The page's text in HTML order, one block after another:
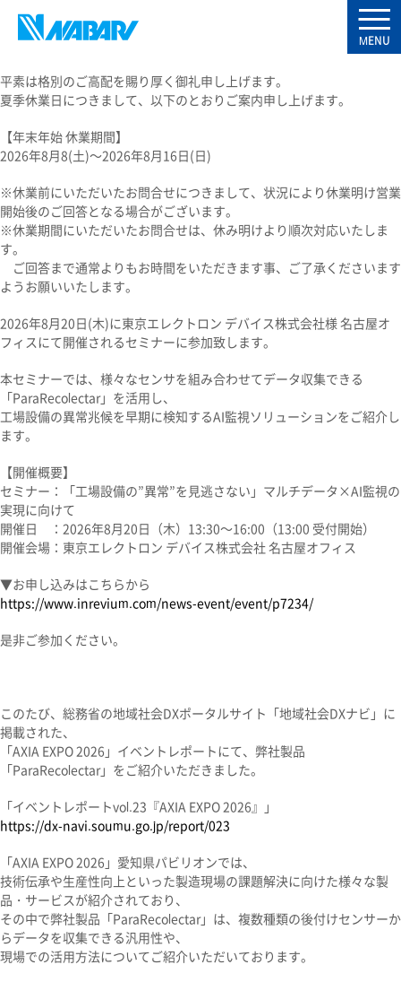
平素は格別のご高配を賜り厚く御礼申し上げます。
夏季休業日につきまして、以下のとおりご案内申し上げます。
【年末年始 休業期間】
2026年8月8(土)～2026年8月16日(日)
※休業前にいただいたお問合せにつきまして、状況により休業明け営業
開始後のご回答となる場合がございます。
※休業期間にいただいたお問合せは、休み明けより順次対応いたしま
す。
ご回答まで通常よりもお時間をいただきます事、ご了承くださいます
ようお願いいたします。
2026年8月20日(木)に東京エレクトロン デバイス株式会社様 名古屋オ
フィスにて開催されるセミナーに参加致します。
本セミナーでは、様々なセンサを組み合わせてデータ収集できる
「ParaRecolectar」を活用し、
工場設備の異常兆候を早期に検知するAI監視ソリューションをご紹介し
ます。
【開催概要】
セミナー：「工場設備の”異常”を見逃さない」マルチデータ×AI監視の
実現に向けて
開催日 ：2026年8月20日（木）13:30～16:00（13:00 受付開始）
開催会場：東京エレクトロン デバイス株式会社 名古屋オフィス
▼お申し込みはこちらから
https://www.inrevium.com/news-event/event/p7234/
是非ご参加ください。
このたび、総務省の地域社会DXポータルサイト「地域社会DXナビ」に
掲載された、
「AXIA EXPO 2026」イベントレポートにて、弊社製品
「ParaRecolectar」をご紹介いただきました。
「イベントレポートvol.23『AXIA EXPO 2026』」
https://dx-navi.soumu.go.jp/report/023
「AXIA EXPO 2026」愛知県パビリオンでは、
技術伝承や生産性向上といった製造現場の課題解決に向けた様々な製
品・サービスが紹介されており、
その中で弊社製品「ParaRecolectar」は、複数種類の後付けセンサーか
らデータを収集できる汎用性や、
現場での活用方法についてご紹介いただいております。